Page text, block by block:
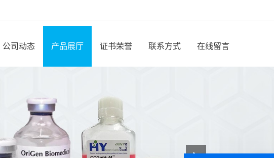
公司动态 产品展厅 证书荣誉 联系方式 在线留言